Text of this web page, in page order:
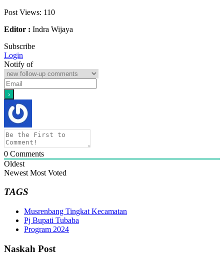
Post Views: 110
Editor : Indra Wijaya
Subscribe
Login
Notify of
0 Comments
Oldest
Newest Most Voted
TAGS
Musrenbang Tingkat Kecamatan
Pj Bupati Tubaba
Program 2024
Naskah Post